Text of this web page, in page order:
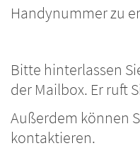
Handynummer zu
Bitte hinterlassen
der Mailbox. Er ruft
Außerdem können
kontaktieren.